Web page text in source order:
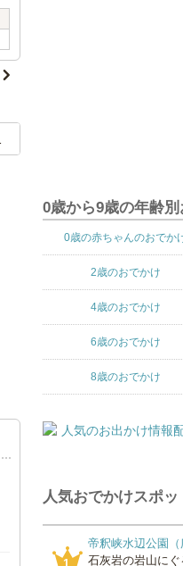
0歳から9歳の年齢
0歳の赤ちゃんのおでか
2歳のおでかけ
4歳のおでかけ
6歳のおでかけ
8歳のおでかけ
人気おでかけスポ
帝釈峡水辺公園（
石灰岩の岩山に